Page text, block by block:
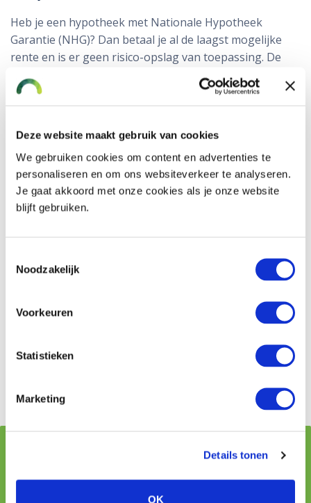
Deze website maakt gebruik van cookies
We gebruiken cookies om content en advertenties te
personaliseren en om ons websiteverkeer te analyseren.
Je gaat akkoord met onze cookies als je onze website
blijft gebruiken.
Noodzakelijk
Voorkeuren
Statistieken
Marketing
Details tonen
OK
Heb je een hypotheek met Nationale Hypotheek
Garantie (NHG)? Dan betaal je al de laagst mogelijke
rente en is er geen risico-opslag van toepassing. De
geldverstrekker loopt in dat geval minder risico.
verstandig zijn
Twijfel je of je risico-opslag nog past bij jouw situatie?
Of ben je van plan extra af te lossen? Dan kan het
verstandig zijn om dit even te laten controleren. Soms
is een kleine aanpassing voldoende om je rente beter
kijken
graag met je mee en houden in de gaten of de juiste
onnodig te veel betaalt.
Advies van Freek in Alphen aan den Rijn